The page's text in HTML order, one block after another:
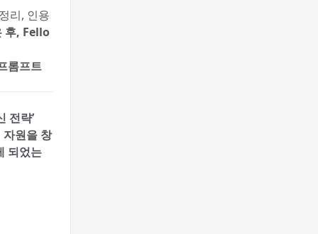
리, 인용
후, Fello
롬프트
전략’
원을 창
되었는